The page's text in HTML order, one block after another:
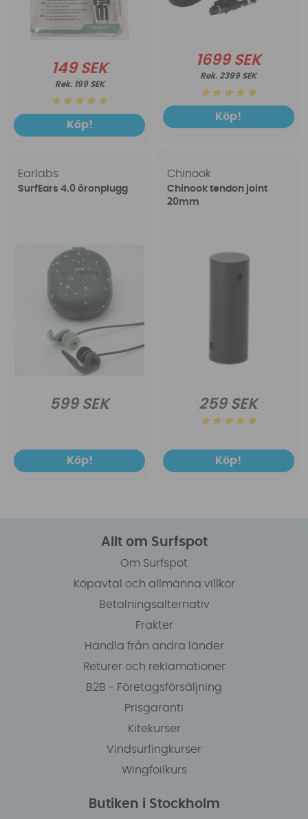
149 SEK
199 SEK
Köp!
1699 SEK
2399 SEK
Köp!
Earlabs
SurfEars 4.0 öronplugg
599 SEK
Köp!
Chinook
Chinook tendon joint
20mm
259 SEK
Köp!
Allt om Surfspot
Om Surfspot
Köpavtal och allmänna villkor
Betalningsalternativ
Frakter
Handla från andra länder
Returer och reklamationer
B2B - Företagsförsäljning
Prisgaranti
Kitekurser
Vindsurfingkurser
Wingfoilkurs
Butiken i Stockholm